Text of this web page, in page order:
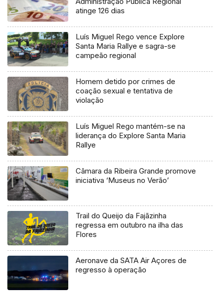
atinge 126 dias
Luís Miguel Rego vence Explore
Santa Maria Rallye e sagra-se
campeão regional
Homem detido por crimes de
coação sexual e tentativa de
violação
Luís Miguel Rego mantém-se na
liderança do Explore Santa Maria
Rallye
Câmara da Ribeira Grande promove
iniciativa ‘Museus no Verão’
Trail do Queijo da Fajãzinha
regressa em outubro na ilha das
Flores
Aeronave da SATA Air Açores de
regresso à operação